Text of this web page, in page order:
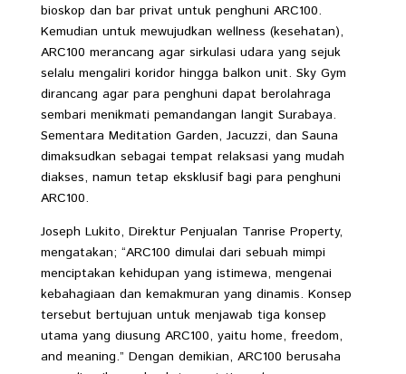
bioskop dan bar privat untuk penghuni ARC100.
Kemudian untuk mewujudkan wellness (kesehatan),
ARC100 merancang agar sirkulasi udara yang sejuk
selalu mengaliri koridor hingga balkon unit. Sky Gym
dirancang agar para penghuni dapat berolahraga
sembari menikmati pemandangan langit Surabaya.
Sementara Meditation Garden, Jacuzzi, dan Sauna
dimaksudkan sebagai tempat relaksasi yang mudah
diakses, namun tetap eksklusif bagi para penghuni
ARC100.
Joseph Lukito, Direktur Penjualan Tanrise Property,
mengatakan; “ARC100 dimulai dari sebuah mimpi
menciptakan kehidupan yang istimewa, mengenai
kebahagiaan dan kemakmuran yang dinamis. Konsep
tersebut bertujuan untuk menjawab tiga konsep
utama yang diusung ARC100, yaitu home, freedom,
and meaning.” Dengan demikian, ARC100 berusaha